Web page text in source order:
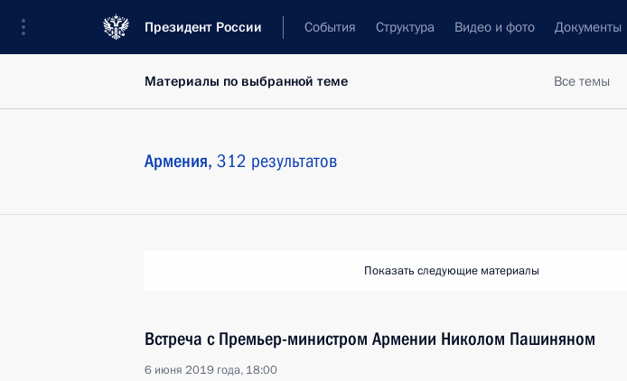
Президент России События Структура Видео и фото Документы
Все темы
Материалы по выбранной теме
Армения, 312 результатов
Показать следующие материалы
Встреча с Премьер-министром Армении Николом Пашиняном
6 июня 2019 года, 18:00